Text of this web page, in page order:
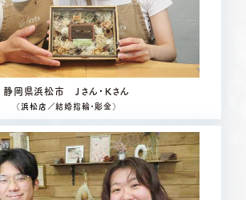
静岡県浜松市 Ｊさん・Ｋさん
（浜松店 ／結婚指輪・彫金）